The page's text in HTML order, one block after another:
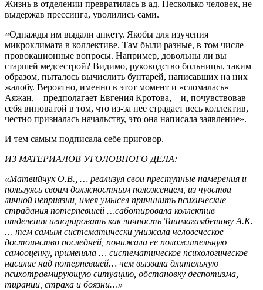
Жизнь в отделении превратилась в ад. Несколько человек, не
выдержав прессинга, уволились сами.
«Однажды им выдали анкету. Якобы для изучения
микроклимата в коллективе. Там были разные, в том числе
провокационные вопросы. Например, довольны ли вы
старшей медсестрой? Видимо, руководство больницы, таким
образом, пыталось вычислить бунтарей, написавших на них
жалобу. Вероятно, именно в этот момент и «сломалась»
Аяжан, – предполагает Евгения Кротова, – и, почувствовав
себя виноватой в том, что из-за нее страдает весь коллектив,
честно призналась начальству, это она написала заявление».
И тем самым подписала себе приговор.
ИЗ МАТЕРИАЛОВ УГОЛОВНОГО ДЕЛА:
«Матвийчук О.В., … реализуя свои преступные намерения и
пользуясь своим должностным положением, из чувства
личной неприязни, имея умысел причинить психические
страдания потерпевшей …саботировала коллектив
отделения игнорировать как личность Ташмагамбетову А.К.
… тем самым систематически унижала человеческое
достоинство последней, понижала ее положительную
самооценку, применяла … систематическое психологическое
насилие над потерпевшей… чем вызвала длительную
психотравмирующую ситуацию, обстановку деспотизма,
тирании, страха и боязни…»